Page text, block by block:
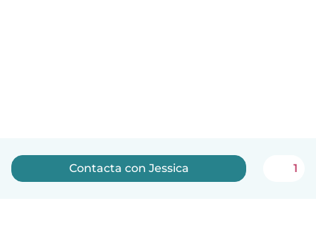
Contacta con Jessica 1